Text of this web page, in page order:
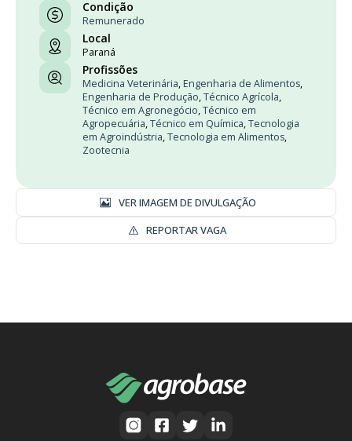
Condição
Remunerado
Local
Paraná
Profissões
Medicina Veterinária, Engenharia de Alimentos,
Engenharia de Produção,Técnico Agrícola,
Técnico em Agronegócio,Técnico em
Agropecuária,Técnico em Química,Tecnologia
em Agroindústria,Tecnologia em Alimentos,
Zootecnia
VER IMAGEM DE DIVULGAÇÃO
REPORTAR VAGA